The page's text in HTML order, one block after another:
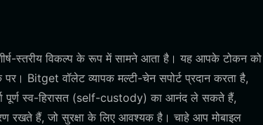
स्तरीय विकल्प के रूप में सामने आता है। यह आपके टोकन को
Bitget वॉलेट व्यापक मल्टी-चेन सपोर्ट प्रदान करता है,
पूर्ण स्व-हिरासत (self-custody) का आनंद ले सकते हैं,
रखते हैं, जो सुरक्षा के लिए आवश्यक है। चाहे आप मोबाइल